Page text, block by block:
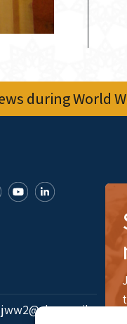
during World